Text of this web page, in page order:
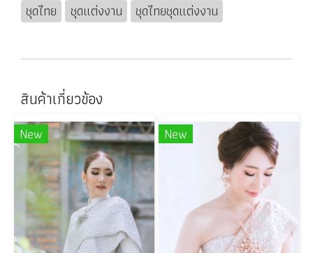
ชุดไทย ชุดแต่งงาน ชุดไทยชุดแต่งงาน
สินค้าเกี่ยวข้อง
New New